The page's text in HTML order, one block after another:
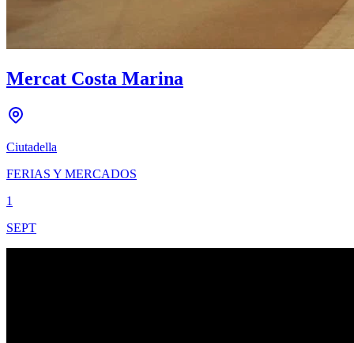
Mercat Costa Marina
Ciutadella
FERIAS Y MERCADOS
1
SEPT